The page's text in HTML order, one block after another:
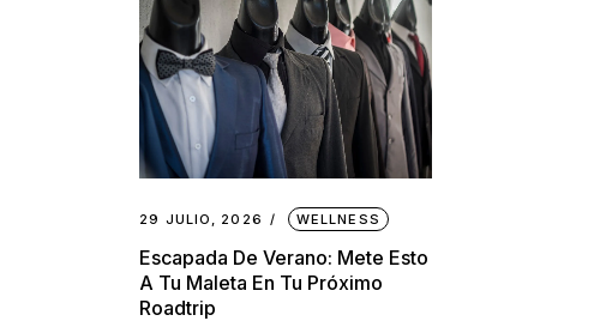
29 JULIO, 2026 WELLNESS
Escapada De Verano: Mete Esto
A Tu Maleta En Tu Próximo
Roadtrip